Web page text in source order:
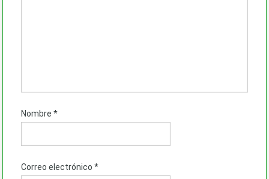
Nombre *
Correo electrónico *